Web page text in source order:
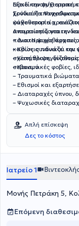
ασκεί την ψυχιατρική
χρόνια.Η
κάθε ιστορία
απαραίτητα για την
πόνου.Η ψυχοθεραπεία
καθώς συνδυάζει την
σεβασμό.
Εξειδίκευση/
Συνδυάζει
ψυχοθεραπεία,
Αντιμετωπίζονται
– Διαταραχές
– Κρίσεις πανικού και
– Κατάθλιψη,
– Κοινωνικές φοβίες,
– Τραυματικά
– Εθισμοί και
– Διαταραχές ύπνου,
– Ψυχωσικές
Απλή επίσκεψη
Δες το κόστος
Ιατρείο 1
Μονής Πετράκη 5,
Επόμενη